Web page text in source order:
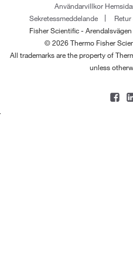
Användarvillkor
Sekretessmeddelande
Fisher Scientific -
© 2026 Thermo Fisher
All trademarks are the property of
unless